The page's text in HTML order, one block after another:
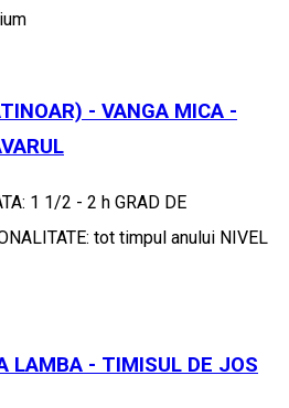
- VANGA MICA -
1 1/2 - 2 h GRAD DE
tot timpul anului NIVEL
LAMBA - TIMISUL DE JOS